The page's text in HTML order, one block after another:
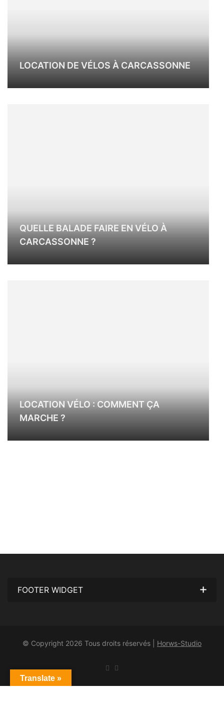
LOCATION DE VÉLOS À CARCASSONNE
QUELLE BALADE FAIRE EN VÉLO À
CARCASSONNE ?
LOCATION VÉLO : COMMENT ÇA
MARCHE ?
FOOTER WIDGET
© Copyright 2026 Tous droits réservés | Horws-Studio
Translate »